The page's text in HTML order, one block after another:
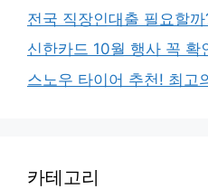
전국 직장인대출 필요할
신한카드 10월 행사 꼭 확
스노우 타이어 추천! 최고
카테고리